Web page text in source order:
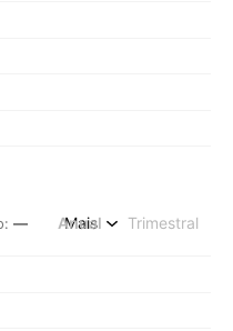
: — Anual Trimestral
Mais